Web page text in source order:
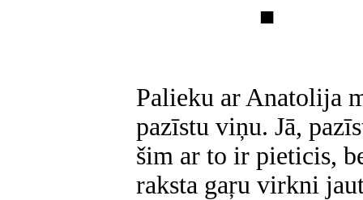
■
Palieku ar Anatolija
pazīstu viņu. Jā,
šim ar to ir pieticis,
raksta gaŗu virkni